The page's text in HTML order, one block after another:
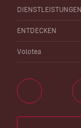
DIENSTLEISTUNGEN
ENTDECKEN
Volotea